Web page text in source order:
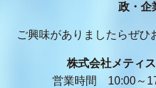
政・企
ご興味がありましたらぜひ
株式会社メティ
営業時間 10:00～